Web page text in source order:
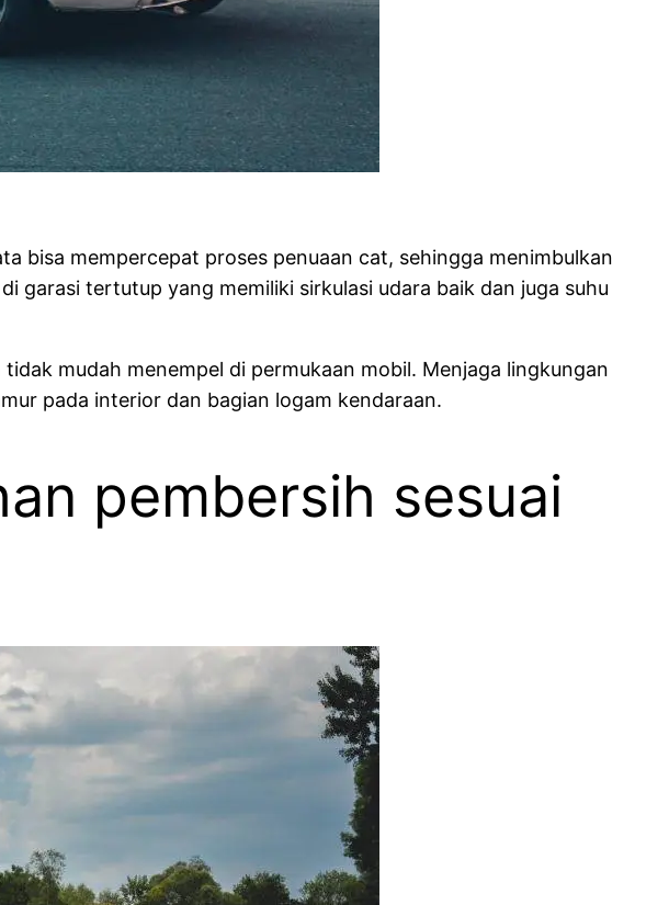
bisa mempercepat proses penuaan cat, sehingga menimbulkan
garasi tertutup yang memiliki sirkulasi udara baik dan juga suhu
mudah menempel di permukaan mobil. Menjaga lingkungan
pada interior dan bagian logam kendaraan.
pembersih sesuai